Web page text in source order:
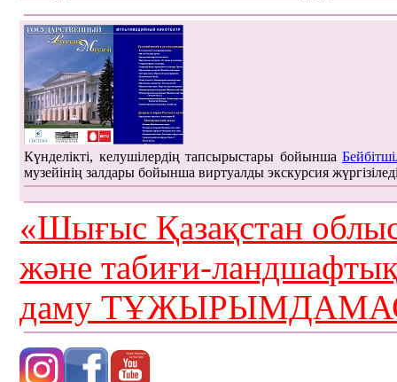
Күнделікті, келушілердің тапсырыстары бойынша
музейінің залдары бойынша виртуалды экскурсия
«Шығыс Қазақстан
және табиғи-
даму